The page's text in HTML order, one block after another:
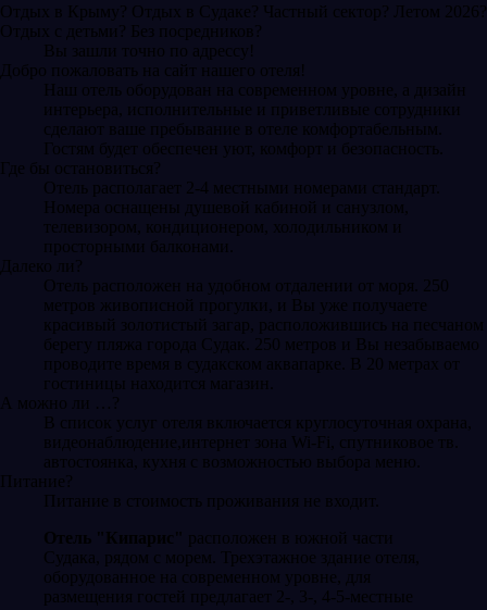
Отдых в Крыму? Отдых в Судаке? Частный сектор? Летом 2026?
Отдых с детьми? Без посредников?
Вы зашли точно по адрессу!
Добро пожаловать на сайт нашего отеля!
Наш отель оборудован на современном уровне, а дизайн
интерьера, исполнительные и приветливые сотрудники
сделают ваше пребывание в отеле комфортабельным.
Гостям будет обеспечен уют, комфорт и безопасность.
Где бы остановиться?
Отель располагает 2-4 местными номерами стандарт.
Номера оснащены душевой кабиной и санузлом,
телевизором, кондиционером, холодильником и
просторными балконами.
Далеко ли?
Отель расположен на удобном отдалении от моря. 250
метров живописной прогулки, и Вы уже получаете
красивый золотистый загар, расположившись на песчаном
берегу пляжа города Судак. 250 метров и Вы незабываемо
проводите время в судакском аквапарке. В 20 метрах от
гостиницы находится магазин.
А можно ли …?
В список услуг отеля включается круглосуточная охрана,
видеонаблюдение,интернет зона Wi-Fi, спутниковое тв.
автостоянка, кухня с возможностью выбора меню.
Питание?
Питание в стоимость проживания не входит.
Отель "Кипарис" расположен в южной части
Судака, рядом с морем. Трехэтажное здание отеля,
оборудованное на современном уровне, для
размещения гостей предлагает 2-, 3-, 4-5-местные